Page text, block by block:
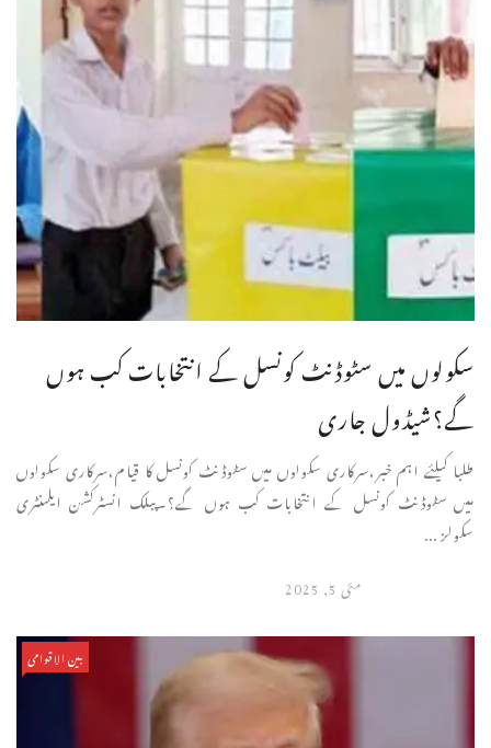
سکولوں میں سٹوڈنٹ کونسل کے انتخابات کب ہوں
گے؟شیڈول جاری
طلبا کیلئے اہم خبر،سرکاری سکولوں میں سٹوڈنٹ کونسل کا قیام،سرکاری سکولوں
میں سٹوڈنٹ کونسل کے انتخابات کب ہوں گے؟۔پبلک انسٹرکشن ایلمنٹری
سکولز ...
مئی 5, 2025
بین الاقوامی